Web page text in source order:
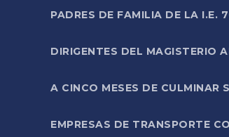
PADRES DE FAMILIA DE LA I.E.
DIRIGENTES DEL MAGISTERIO
A CINCO MESES DE CULMINAR
EMPRESAS DE TRANSPORTE